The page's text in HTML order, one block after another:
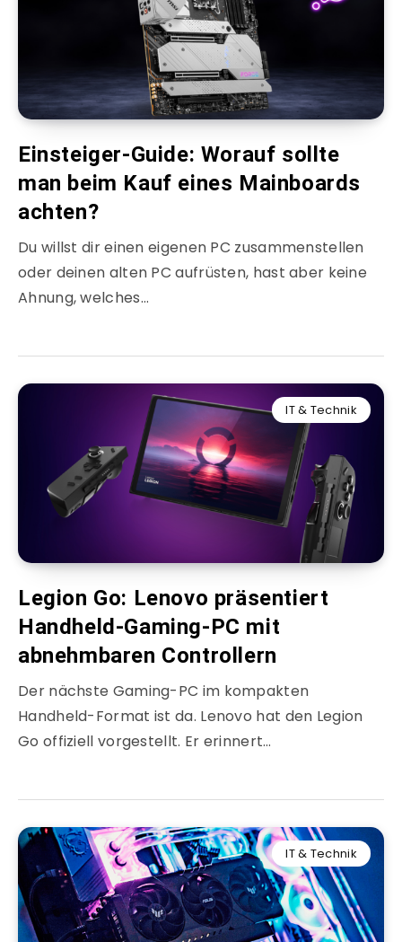
Einsteiger-Guide: Worauf sollte
man beim Kauf eines Mainboards
achten?
Du willst dir einen eigenen PC zusammenstellen
oder deinen alten PC aufrüsten, hast aber keine
Ahnung, welches…
IT & Technik
Legion Go: Lenovo präsentiert
Handheld-Gaming-PC mit
abnehmbaren Controllern
Der nächste Gaming-PC im kompakten
Handheld-Format ist da. Lenovo hat den Legion
Go offiziell vorgestellt. Er erinnert…
IT & Technik